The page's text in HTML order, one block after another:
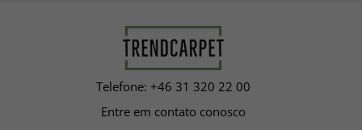
Telefone: +46 31 320 22 00
Entre em contato conosco